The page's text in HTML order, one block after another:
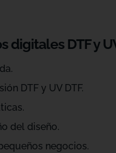
digitales DTF y
DTF y UV DTF.
del diseño.
negocios.